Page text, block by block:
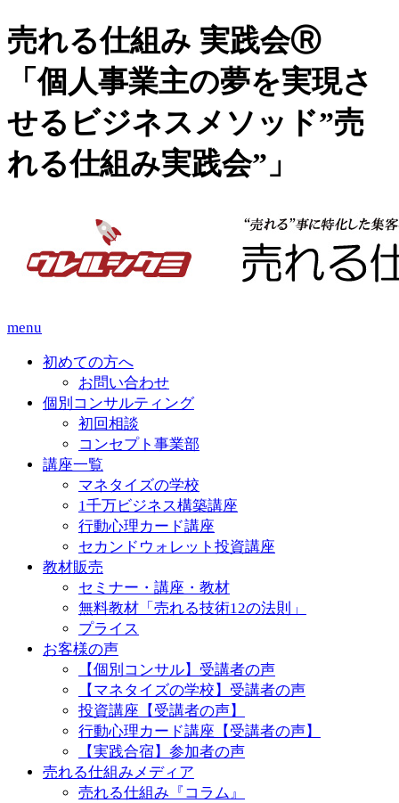
売れる仕組み 実践会Ⓡ
「個人事業主の夢を実現さ
せるビジネスメソッド”売
れる仕組み実践会”」
menu
初めての方へ
お問い合わせ
個別コンサルティング
初回相談
コンセプト事業部
講座一覧
マネタイズの学校
1千万ビジネス構築講座
行動心理カード講座
セカンドウォレット投資講座
教材販売
セミナー・講座・教材
無料教材「売れる技術12の法則」
プライス
お客様の声
【個別コンサル】受講者の声
【マネタイズの学校】受講者の声
投資講座【受講者の声】
行動心理カード講座【受講者の声】
【実践合宿】参加者の声
売れる仕組みメディア
売れる仕組み『コラム』